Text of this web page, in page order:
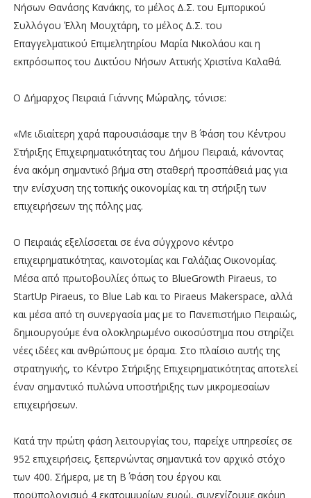
Νήσων Θανάσης Κανάκης, το μέλος Δ.Σ. του Εμπορικού
Συλλόγου Έλλη Μουχτάρη, το μέλος Δ.Σ. του
Επαγγελματικού Επιμελητηρίου Μαρία Νικολάου και η
εκπρόσωπος του Δικτύου Νήσων Αττικής Χριστίνα Καλαθά.
Ο Δήμαρχος Πειραιά Γιάννης Μώραλης, τόνισε:
«Με ιδιαίτερη χαρά παρουσιάσαμε την Β΄ Φάση του Κέντρου
Στήριξης Επιχειρηματικότητας του Δήμου Πειραιά, κάνοντας
ένα ακόμη σημαντικό βήμα στη σταθερή προσπάθειά μας για
την ενίσχυση της τοπικής οικονομίας και τη στήριξη των
επιχειρήσεων της πόλης μας.
Ο Πειραιάς εξελίσσεται σε ένα σύγχρονο κέντρο
επιχειρηματικότητας, καινοτομίας και Γαλάζιας Οικονομίας.
Μέσα από πρωτοβουλίες όπως το BlueGrowth Piraeus, το
StartUp Piraeus, το Blue Lab και το Piraeus Makerspace, αλλά
και μέσα από τη συνεργασία μας με το Πανεπιστήμιο Πειραιώς,
δημιουργούμε ένα ολοκληρωμένο οικοσύστημα που στηρίζει
νέες ιδέες και ανθρώπους με όραμα. Στο πλαίσιο αυτής της
στρατηγικής, το Κέντρο Στήριξης Επιχειρηματικότητας αποτελεί
έναν σημαντικό πυλώνα υποστήριξης των μικρομεσαίων
επιχειρήσεων.
Κατά την πρώτη φάση λειτουργίας του, παρείχε υπηρεσίες σε
952 επιχειρήσεις, ξεπερνώντας σημαντικά τον αρχικό στόχο
των 400. Σήμερα, με τη Β΄ Φάση του έργου και
προϋπολογισμό 4 εκατομμυρίων ευρώ, συνεχίζουμε ακόμη